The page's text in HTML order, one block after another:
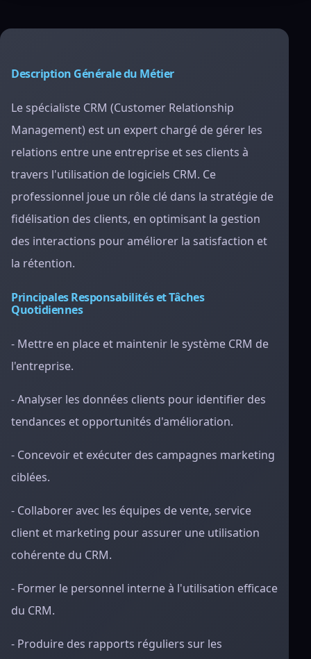
Description Générale du Métier
Le spécialiste CRM (Customer Relationship
Management) est un expert chargé de gérer les
relations entre une entreprise et ses clients à
travers l'utilisation de logiciels CRM. Ce
professionnel joue un rôle clé dans la stratégie de
fidélisation des clients, en optimisant la gestion
des interactions pour améliorer la satisfaction et
la rétention.
Principales Responsabilités et Tâches
Quotidiennes
- Mettre en place et maintenir le système CRM de
l'entreprise.
- Analyser les données clients pour identifier des
tendances et opportunités d'amélioration.
- Concevoir et exécuter des campagnes marketing
ciblées.
- Collaborer avec les équipes de vente, service
client et marketing pour assurer une utilisation
cohérente du CRM.
- Former le personnel interne à l'utilisation efficace
du CRM.
- Produire des rapports réguliers sur les